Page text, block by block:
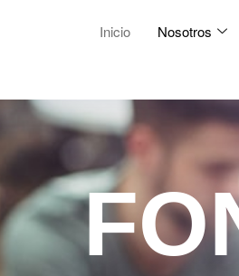
Inicio Nosotros